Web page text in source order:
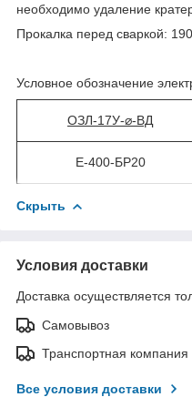
необходимо удаление
Прокалка перед сваркой:
Условное обозначение
ОЗЛ-17У-⌀-ВД
Е-400-БР20
Скрыть
Условия доставки
Доставка осуществляется
Самовывоз
Транспортная компания
Все условия доставки